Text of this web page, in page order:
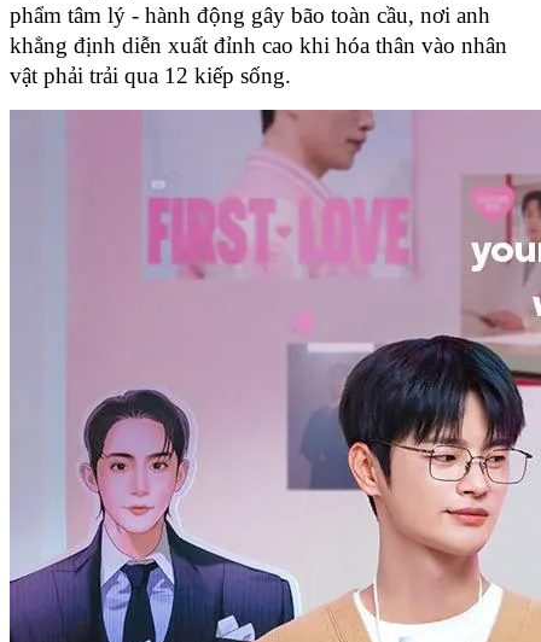
phẩm tâm lý - hành động gây bão toàn cầu, nơi anh
khẳng định diễn xuất đỉnh cao khi hóa thân vào nhân
vật phải trải qua 12 kiếp sống.